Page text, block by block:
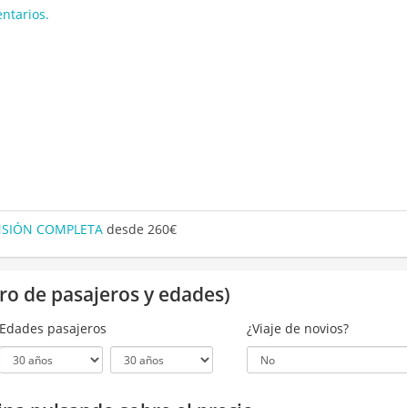
COMPLETA desde 260€
de pasajeros y edades)
Edades pasajeros ¿Viaje de novios?